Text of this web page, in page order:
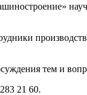
тем и
21 60.